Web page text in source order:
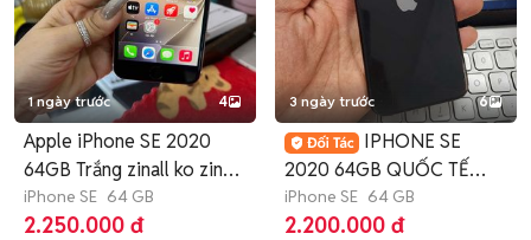
1 ngày trước 4
Apple iPhone SE 2020
64GB Trắng zinall ko zin
tặng
iPhone SE 64 GB
2.250.000 đ
3 ngày trước 6
IPHONE SE
2020 64GB QUỐC TẾ
ZIN FULL CN
iPhone SE 64 GB
2.200.000 đ